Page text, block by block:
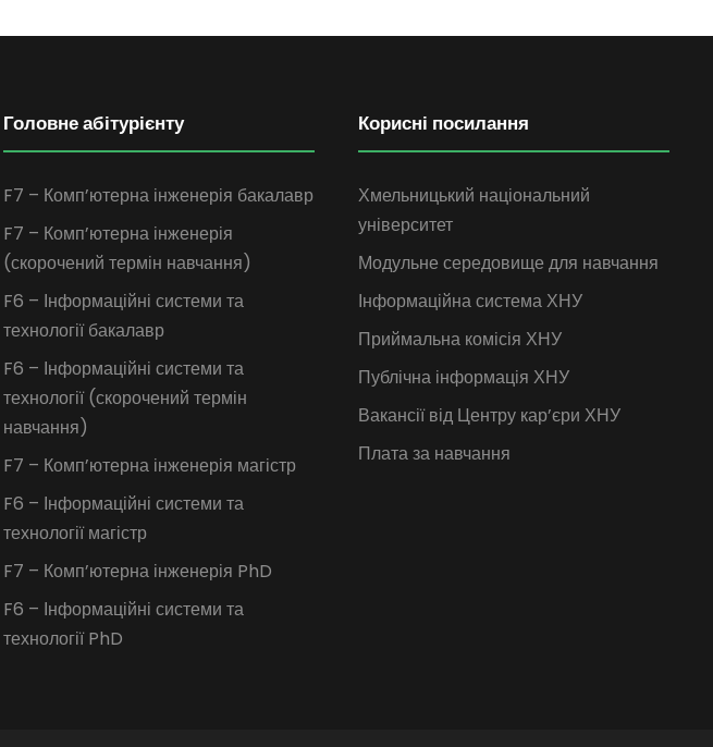
Головне абітурієнту
F7 – Комп’ютерна інженерія бакалавр
F7 – Комп’ютерна інженерія
(скорочений термін навчання)
F6 – Інформаційні системи та
технології бакалавр
F6 – Інформаційні системи та
технології (скорочений термін
навчання)
F7 – Комп’ютерна інженерія магістр
F6 – Інформаційні системи та
технології магістр
F7 – Комп’ютерна інженерія PhD
F6 – Інформаційні системи та
технології PhD
Корисні посилання
Хмельницький національний
університет
Модульне середовище для навчання
Інформаційна система ХНУ
Приймальна комісія ХНУ
Публічна інформація ХНУ
Вакансії від Центру кар’єри ХНУ
Плата за навчання